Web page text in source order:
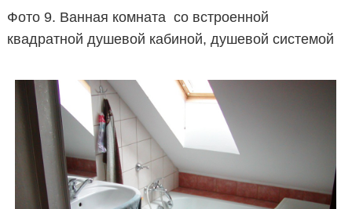
Фото 9. Ванная комната со встроенной
квадратной душевой кабиной, душевой системой